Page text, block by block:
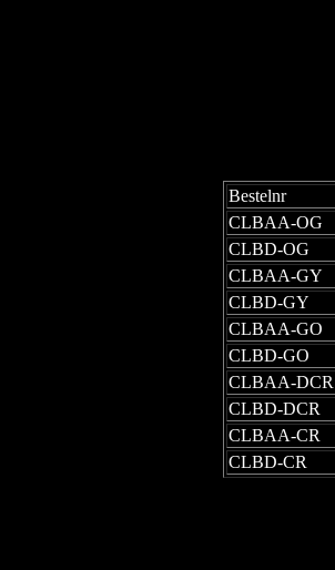
Bestelnr
CLBAA-OG
CLBD-OG
CLBAA-GY
CLBD-GY
CLBAA-GO
CLBD-GO
CLBAA-DCR
CLBD-DCR
CLBAA-CR
CLBD-CR